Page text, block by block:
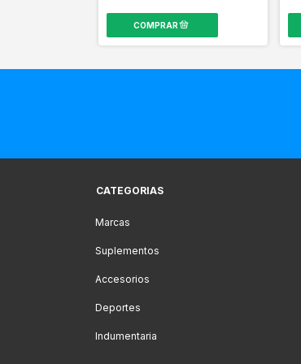
CATEGORIAS
Marcas
Suplementos
Accesorios
Deportes
Indumentaria